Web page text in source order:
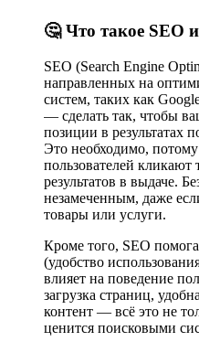
1. Анализ и аудит сайта
Перед началом продвижения
состояние сайта: скорость
ошибок, уникальность
2. Подбор ключевых слов
Для Гродно важно
например:
"купить мебель в Гродно"
"ремонт телефонов
"лучшие кафе в Гродно"
Используйте инструменты
Ahrefs) для анализа
🤔 Что такое SEO
SEO (Search Engine
направленных на
систем, таких как
— сделать так, чтобы
позиции в результатах
Это необходимо,
пользователей кликают
результатов в выдаче.
незамеченным, даже
товары или услуги.
Кроме того, SEO
(удобство
влияет на поведение
загрузка страниц,
контент — всё это не
ценится поисковыми